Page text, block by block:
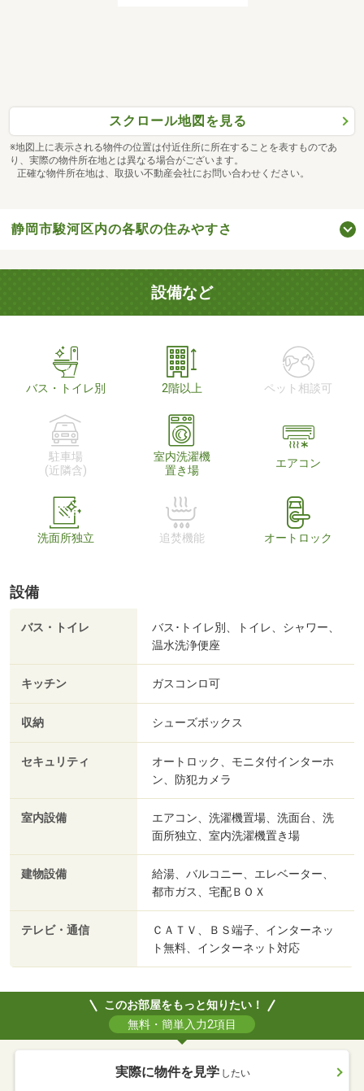
スクロール地図を見る
※地図上に表示される物件の位置は付近住所に所在することを表すものであ
り、実際の物件所在地とは異なる場合がございます。
正確な物件所在地は、取扱い不動産会社にお問い合わせください。
静岡市駿河区内の各駅の住みやすさ
設備など
バス・トイレ別 2階以上 ペット相談可
駐車場
(近隣含)
室内洗濯機
置き場
エアコン
洗面所独立 追焚機能 オートロック
設備
バス・トイレ
バス･トイレ別、トイレ、シャワー、
温水洗浄便座
キッチン ガスコンロ可
収納 シューズボックス
セキュリティ
オートロック、モニタ付インターホ
ン、防犯カメラ
室内設備
エアコン、洗濯機置場、洗面台、洗
面所独立、室内洗濯機置き場
建物設備
給湯、バルコニー、エレベーター、
都市ガス、宅配ＢＯＸ
テレビ・通信
ＣＡＴＶ、ＢＳ端子、インターネッ
ト無料、インターネット対応
このお部屋をもっと知りたい！
無料・簡単入力2項目
実際に物件を見学 したい